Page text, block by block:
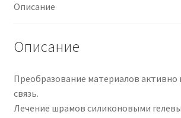
PZN
Описание
Описание
Преобразование материалов
связь.
Лечение шрамов силиконовыми